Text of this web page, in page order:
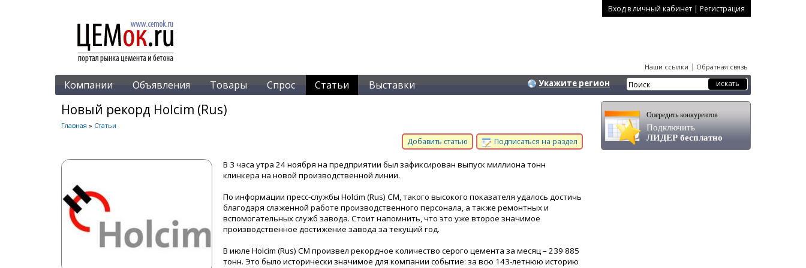
Вход в личный кабинет | Регистрация
Наши ссылки | Обратная связь
Компании Объявления Товары Спрос Статьи Выставки Укажите регион
Новый рекорд Holcim (Rus)
Главная » Статьи
Добавить статью Подписаться на раздел
В 3 часа утра 24 ноября на предприятии был зафиксирован выпуск миллиона тонн
клинкера на новой производственной линии.
По информации пресс-службы Holcim (Rus) CM, такого высокого показателя удалось достичь
благодаря слаженной работе производственного персонала, а также ремонтных и
вспомогательных служб завода. Стоит напомнить, что это уже второе значимое
производственное достижение завода за текущий год.
В июле Holcim (Rus) СМ произвел рекордное количество серого цемента за месяц – 239 885
тонн. Это было исторически значимое для компании событие: за всю 143-летнюю историю
Опередить конкурентов
Подключить
ЛИДЕР бесплатно